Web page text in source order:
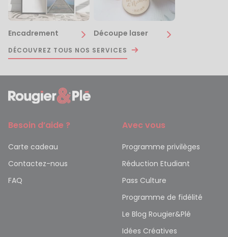
Encadrement Découpe laser
DÉCOUVREZ TOUS NOS SERVICES
Besoin d’aide ?
Carte cadeau
Contactez-nous
FAQ
Avec vous
Programme privilèges
Réduction Etudiant
Pass Culture
Programme de fidélité
Le Blog Rougier&Plé
Idées Créatives